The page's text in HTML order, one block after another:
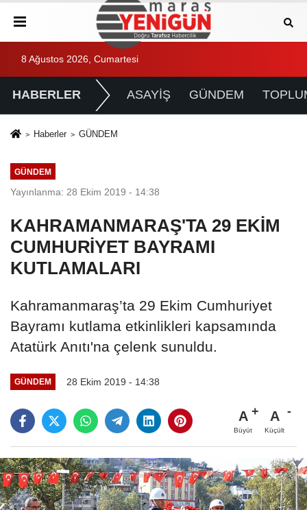
8 Ağustos 2026, Cumartesi
HABERLER ASAYİŞ GÜNDEM
Haberler GÜNDEM
GÜNDEM
Yayınlanma: 28 Ekim 2019 - 14:38
KAHRAMANMARAŞ'TA 29 EKİM
CUMHURİYET BAYRAMI
KUTLAMALARI
Kahramanmaraş’ta 29 Ekim Cumhuriyet
Bayramı kutlama etkinlikleri kapsamında
Atatürk Anıtı'na çelenk sunuldu.
GÜNDEM 28 Ekim 2019 - 14:38
A
Büyüt
A
Küçült